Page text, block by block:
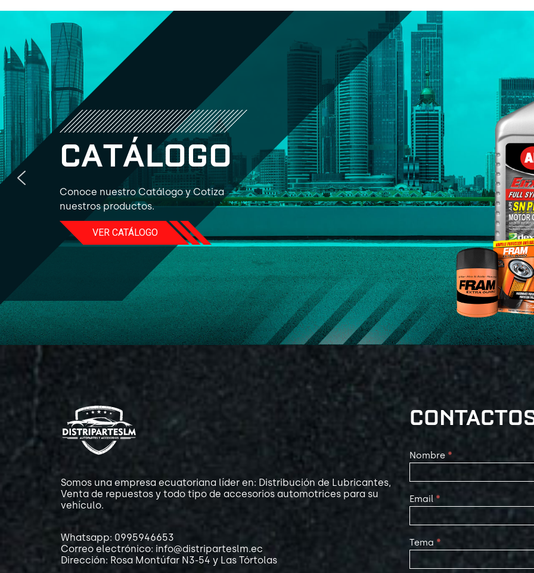
CATÁLOGO
Conoce nuestro Catálogo y Cotiza
nuestros productos.
VER CATÁLOGO
Somos una empresa ecuatoriana líder en: Distribución de Lubricantes,
Venta de repuestos y todo tipo de accesorios automotrices para su
vehículo.
Whatsapp: 0995946653
Correo electrónico: info@distriparteslm.ec
Dirección: Rosa Montúfar N3-54 y Las Tórtolas
Contact
Us
Nombre *
Email *
Tema *